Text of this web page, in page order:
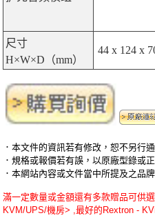
尺寸
H×W×D（mm）
44 x 124 x
．本文件的資訊若有修改，恕不另行通
．規格或報價若有誤，以原廠型錄或
．本網站內容或文件當中所提及之品
滿一定數量或金額還有多款贈品可供
KVM/UPS/機房> ,最好的Rextron -